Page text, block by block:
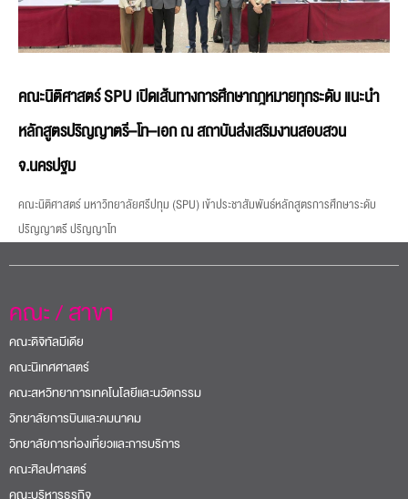
คณะนิติศาสตร์ SPU เปิดเส้นทางการศึกษากฎหมายทุกระดับ แนะนำ
หลักสูตรปริญญาตรี–โท–เอก ณ สถาบันส่งเสริมงานสอบสวน
จ.นครปฐม
คณะนิติศาสตร์ มหาวิทยาลัยศรีปทุม (SPU) เข้าประชาสัมพันธ์หลักสูตรการศึกษาระดับ
ปริญญาตรี ปริญญาโท
คณะ / สาขา
คณะดิจิทัลมีเดีย
คณะนิเทศศาสตร์
คณะสหวิทยาการเทคโนโลยีและนวัตกรรม
วิทยาลัยการบินและคมนาคม
วิทยาลัยการท่องเที่ยวและการบริการ
คณะศิลปศาสตร์
คณะบริหารธุรกิจ